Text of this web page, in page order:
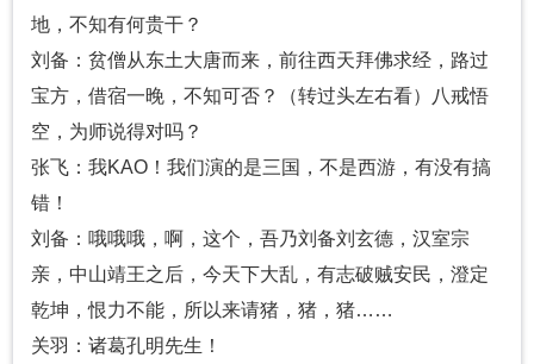
地，不知有何贵干？
刘备：贫僧从东土大唐而来，前往西天拜佛求经，路过
宝方，借宿一晚，不知可否？（转过头左右看）八戒悟
空，为师说得对吗？
张飞：我KAO！我们演的是三国，不是西游，有没有搞
错！
刘备：哦哦哦，啊，这个，吾乃刘备刘玄德，汉室宗
亲，中山靖王之后，今天下大乱，有志破贼安民，澄定
乾坤，恨力不能，所以来请猪，猪，猪……
关羽：诸葛孔明先生！